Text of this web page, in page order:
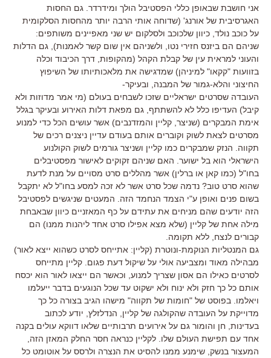
אני חושבת שבאופן כללי הפסטיבל הולך ומידרדר. גם החסות
האגרסיבית של אורנג' (שדוחה אותי הרבה יותר מהחסות הסלקומית
על כוכב נולד, כיוון שלכוכב ולסלקום יש שני מאפיינים משותפים:
שניהם הם ביזנס חזירי נטו, ולשניהם אין שום קשר לאמנות), גם הדלות
והעוני למראית עין של קבלת הקהל (מהקופות, דרך הכיבוד וכלה
בזוועות "קקאו" למיניהן) שמדגישה את מלאכותיותו של השיפוץ
החיצוני והלא-גמור של המבנה, ובעיקר-
העובדה שסרטים ישראליים שזכו לשבחים בעולם (מי אמר מדוזות ולא
קיבל) העדיפו כלל לא להשתתף, גם מפאת דלות האירוע ובעיקר בגלל
אימת המבקרים (שניצר, קליין והמזדנבים) אשר עושים הכל כדי למנוע
מסרטים לצאת לשוק וקוברים אותם בעודם עדיין ניצנים רכים של
תקווה. הנזק שמבקרים כמו קליין ושניצר גורמים לשוק הקולנוע
הישראלי הוא בל ישוער. האם שניהם זקוקים לאישור מפסטיבלים
בחו"ל (כמו קאן או ברלין) אשר מהללים סרט מסויים על מנת לדעת
שהוא סרט טוב? נדמה שכל סרט אשר לא זכה למסע בחו"ל לא יתקבל
בשום פנים ואופן ע"י הצמד הנחמד הזה. המעטים שניגשים לפסטיבל
הזה יודעים שהם מניחים את עתידם על כף המאזניים כיוון שבאבחת
מילה אחת של קליין (שלא מצא אפילו סרט אחד ליהנות ממנו) הם
קבורים לנצח, ללא תקומה.
גם המנטליות הנוקמת-ונוטרת (קליין: אתייחס לסרט כשהוא ייצא לאור)
מבהילה מאוד ומצביעה אולי על שיקול דעת פגום. קליין מתייחס
לסרטים כאילו הם אסון שצריך למנוע, וכאשר הם ייצאו לאור הוא יכסח
אותם כל כך חזק ולא ינוח ולא ישקוט עד שכל הנוגעים בדבר ייעלמו
ויאלמו. בפוסט של "חומות של תקווה" מישהו הגיב בצורה כל כך
מדוייקת על העובדה שהקולגה של קליין, הנדלזלץ, יודע לכתוב
בעדינות, חן והומור גם על אירועים תרבותיים שלאו דווקא עולים בקנה
אחד עם תפישת העולם שלו. לקליין כנראה חסר החלק המאזן הזה,
המעצור בנשק, שימנע ממנו להסיט את הנצרה ולרסס על אוטומט כל